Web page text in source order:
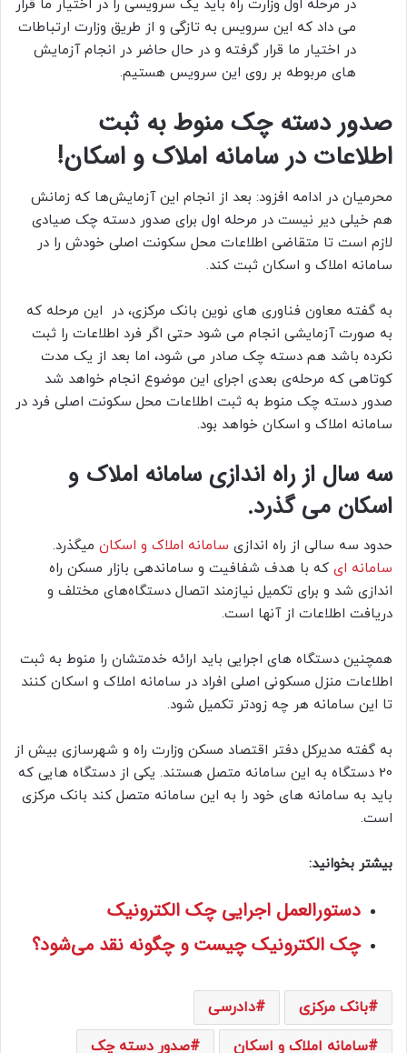
در مرحله اول وزارت راه باید یک سرویسی را در اختیار ما قرار
می داد که این سرویس به تازگی و از طریق وزارت ارتباطات
در اختیار ما قرار گرفته و در حال حاضر در انجام آزمایش
های مربوطه بر روی این سرویس هستیم.
صدور دسته چک منوط به ثبت
اطلاعات در سامانه املاک و اسکان!
محرمیان در ادامه افزود: بعد از انجام این آزمایش‌ها که زمانش
هم خیلی دیر نیست در مرحله اول برای صدور دسته چک صیادی
لازم است تا متقاضی اطلاعات محل سکونت اصلی خودش را در
سامانه املاک و اسکان ثبت کند.
به گفته معاون فناوری های نوین بانک مرکزی، در این مرحله که
به صورت آزمایشی انجام می شود حتی اگر فرد اطلاعات را ثبت
نکرده باشد هم دسته چک صادر می شود، اما بعد از یک مدت
کوتاهی که مرحله‌ی بعدی اجرای این موضوع انجام خواهد شد
صدور دسته چک منوط به ثبت اطلاعات محل سکونت اصلی فرد در
سامانه املاک و اسکان خواهد بود.
سه سال از راه اندازی سامانه املاک و
اسکان می گذرد.
حدود سه سالی از راه اندازی سامانه املاک و اسکان میگذرد.
سامانه ای که با هدف شفافیت و ساماندهی بازار مسکن راه
اندازی شد و برای تکمیل نیازمند اتصال دستگاه‌های مختلف و
دریافت اطلاعات از آنها است.
همچنین دستگاه های اجرایی باید ارائه خدمتشان را منوط به ثبت
اطلاعات منزل مسکونی اصلی افراد در سامانه املاک و اسکان کنند
تا این سامانه هر چه زودتر تکمیل شود.
به گفته مدیرکل دفتر اقتصاد مسکن وزارت راه و شهرسازی بیش از
20 دستگاه به این سامانه متصل هستند. یکی از دستگاه هایی که
باید به سامانه های خود را به این سامانه متصل کند بانک مرکزی
است.
بیشتر بخوانید:
دستورالعمل اجرایی چک الکترونیک
چک الکترونیک چیست و چگونه نقد می‌شود؟
بانک مرکزی
دادرسی
سامانه املاک و اسکان
صدور دسته چک